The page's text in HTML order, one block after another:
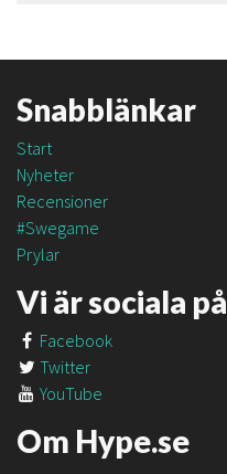
Snabblänkar
Start
Nyheter
Recensioner
#Swegame
Prylar
Vi är sociala på
Facebook
Twitter
YouTube
Om Hype.se